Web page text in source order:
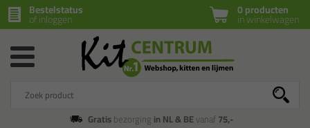
0 producten
in winkelwagen
Bestelstatus
of inloggen
Gratisbezorging in NL & BEvanaf75,-